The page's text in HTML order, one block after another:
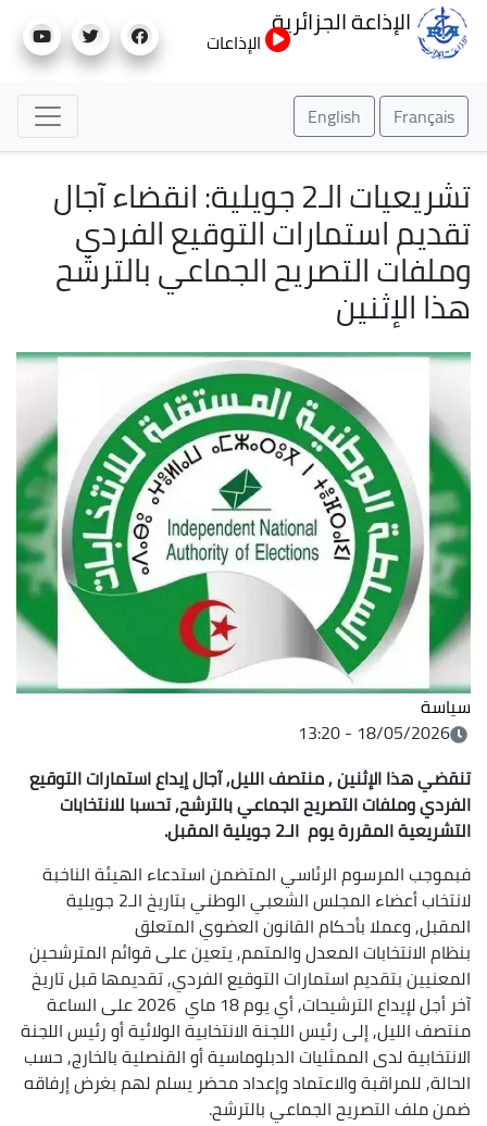
إلى
الإذاعة الجزائرية
الإذاعات
Français
English
تشريعيات الـ2 جويلية: انقضاء آجال
تقديم استمارات التوقيع الفردي
وملفات التصريح الجماعي بالترشح
هذا الإثنين
سياسة
18/05/2026 - 13:20
تنقضي هذا الإثنين , منتصف الليل, آجال إيداع استمارات التوقيع
الفردي وملفات التصريح الجماعي بالترشح, تحسبا للانتخابات
التشريعية المقررة يوم الـ2 جويلية المقبل.
فبموجب المرسوم الرئاسي المتضمن استدعاء الهيئة الناخبة
لانتخاب أعضاء المجلس الشعبي الوطني بتاريخ الـ2 جويلية
المقبل, وعملا بأحكام القانون العضوي المتعلق
بنظام الانتخابات المعدل والمتمم, يتعين على قوائم المترشحين
المعنيين بتقديم استمارات التوقيع الفردي, تقديمها قبل تاريخ
آخر أجل لإيداع الترشيحات, أي يوم 18 ماي 2026 على الساعة
منتصف الليل, إلى رئيس اللجنة الانتخابية الولائية أو رئيس اللجنة
الانتخابية لدى الممثليات الدبلوماسية أو القنصلية بالخارج, حسب
الحالة, للمراقبة والاعتماد وإعداد محضر يسلم لهم بغرض إرفاقه
ضمن ملف التصريح الجماعي بالترشح.